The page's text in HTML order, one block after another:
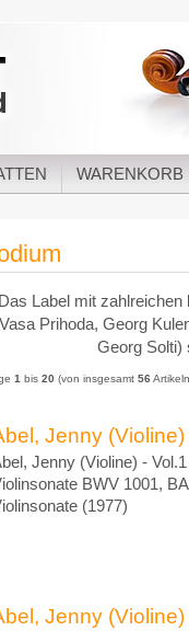
WARENKORB
Das Label mit zahlreichen
Vasa Prihoda, Georg
Georg Solti)
1 bis 20 (von insgesamt 56
Jenny
Jenny (Violine) -
BWV 1001,
(1977)
Jenny